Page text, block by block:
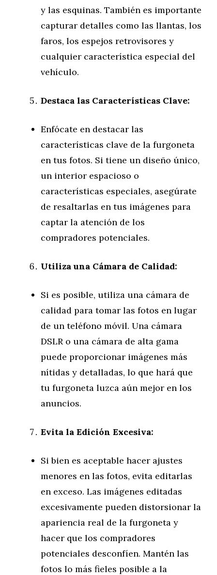
y las esquinas. También es importante
capturar detalles como las llantas, los
faros, los espejos retrovisores y
cualquier característica especial del
vehículo.
Destaca las Características Clave:
Enfócate en destacar las
características clave de la furgoneta
en tus fotos. Si tiene un diseño único,
un interior espacioso o
características especiales, asegúrate
de resaltarlas en tus imágenes para
captar la atención de los
compradores potenciales.
Utiliza una Cámara de Calidad:
Si es posible, utiliza una cámara de
calidad para tomar las fotos en lugar
de un teléfono móvil. Una cámara
DSLR o una cámara de alta gama
puede proporcionar imágenes más
nítidas y detalladas, lo que hará que
tu furgoneta luzca aún mejor en los
anuncios.
Evita la Edición Excesiva:
Si bien es aceptable hacer ajustes
menores en las fotos, evita editarlas
en exceso. Las imágenes editadas
excesivamente pueden distorsionar la
apariencia real de la furgoneta y
hacer que los compradores
potenciales desconfíen. Mantén las
fotos lo más fieles posible a la